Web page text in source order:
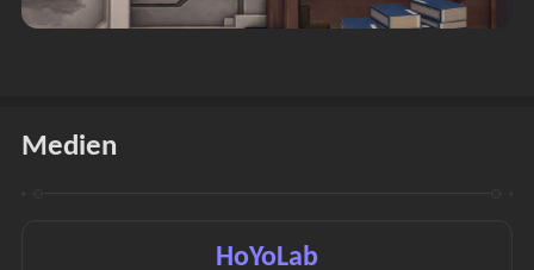
Medien
HoYoLab